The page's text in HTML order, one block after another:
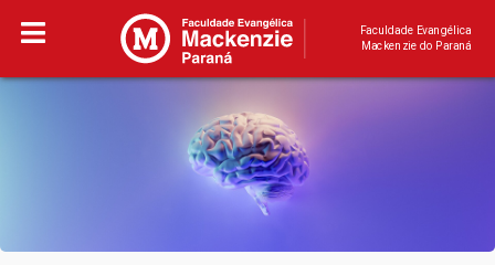
Faculdade Evangélica
Mackenzie do Paraná